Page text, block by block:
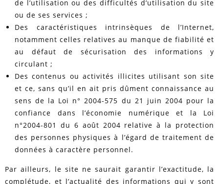
de l’utilisation ou des difficultés d’utilisation du site
ou de ses services ;
Des caractéristiques intrinsèques de l’Internet,
notamment celles relatives au manque de fiabilité et
au défaut de sécurisation des informations y
circulant ;
Des contenus ou activités illicites utilisant son site
et ce, sans qu’il en ait pris dûment connaissance au
sens de la Loi n° 2004-575 du 21 juin 2004 pour la
confiance dans l’économie numérique et la Loi
n°2004-801 du 6 août 2004 relative à la protection
des personnes physiques à l’égard de traitement de
données à caractère personnel.
Par ailleurs, le site ne saurait garantir l’exactitude, la
complétude, et l’actualité des informations qui y sont